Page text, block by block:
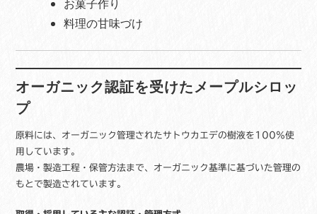
デ
ン
デ
リ
ケ
ー
ト
テ
イ
お菓子作り
料理の甘味づけ
オーガニック認証を受けたメープルシロッ
プ
原料には、オーガニック管理されたサトウカエデの樹液を100％使
用しています。
農場・製造工程・保管方法まで、オーガニック基準に基づいた管理の
もとで製造されています。